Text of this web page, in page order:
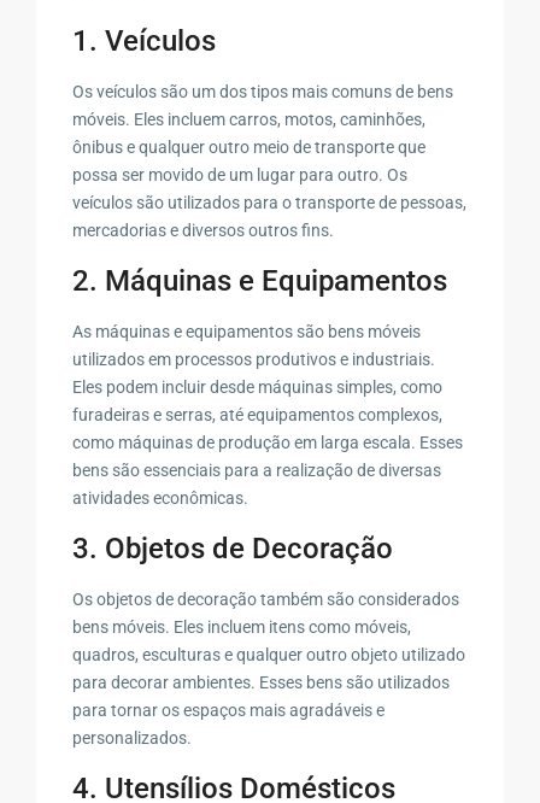
1. Veículos
Os veículos são um dos tipos mais comuns de bens
móveis. Eles incluem carros, motos, caminhões,
ônibus e qualquer outro meio de transporte que
possa ser movido de um lugar para outro. Os
veículos são utilizados para o transporte de pessoas,
mercadorias e diversos outros fins.
2. Máquinas e Equipamentos
As máquinas e equipamentos são bens móveis
utilizados em processos produtivos e industriais.
Eles podem incluir desde máquinas simples, como
furadeiras e serras, até equipamentos complexos,
como máquinas de produção em larga escala. Esses
bens são essenciais para a realização de diversas
atividades econômicas.
3. Objetos de Decoração
Os objetos de decoração também são considerados
bens móveis. Eles incluem itens como móveis,
quadros, esculturas e qualquer outro objeto utilizado
para decorar ambientes. Esses bens são utilizados
para tornar os espaços mais agradáveis e
personalizados.
4. Utensílios Domésticos